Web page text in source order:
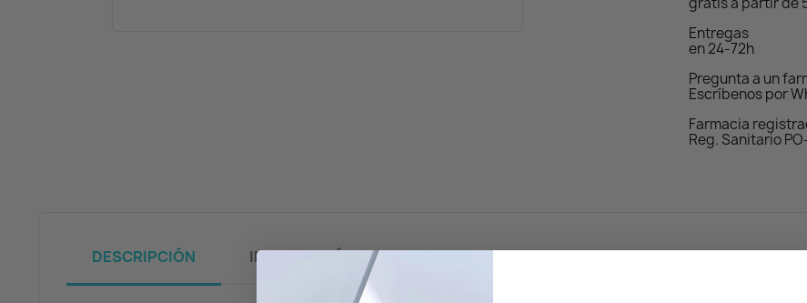
Entregas
en 24-72h
Pregunta a un
Escríbenos por
Farmacia
Reg. Sanitario
DESCRIPCIÓN INFORMACIÓN